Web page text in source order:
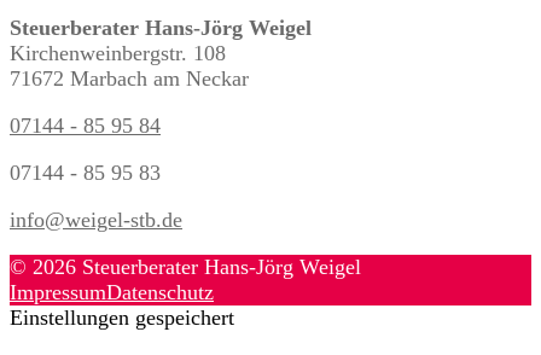
Steuerberater Hans-Jörg Weigel
Kirchenweinbergstr. 108
71672 Marbach am Neckar
07144 - 85 95 84
07144 - 85 95 83
info@weigel-stb.de
© 2026 Steuerberater Hans-Jörg Weigel
ImpressumDatenschutz
Einstellungen gespeichert